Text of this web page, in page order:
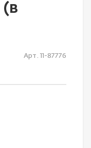
(в
Арт. 11-87776